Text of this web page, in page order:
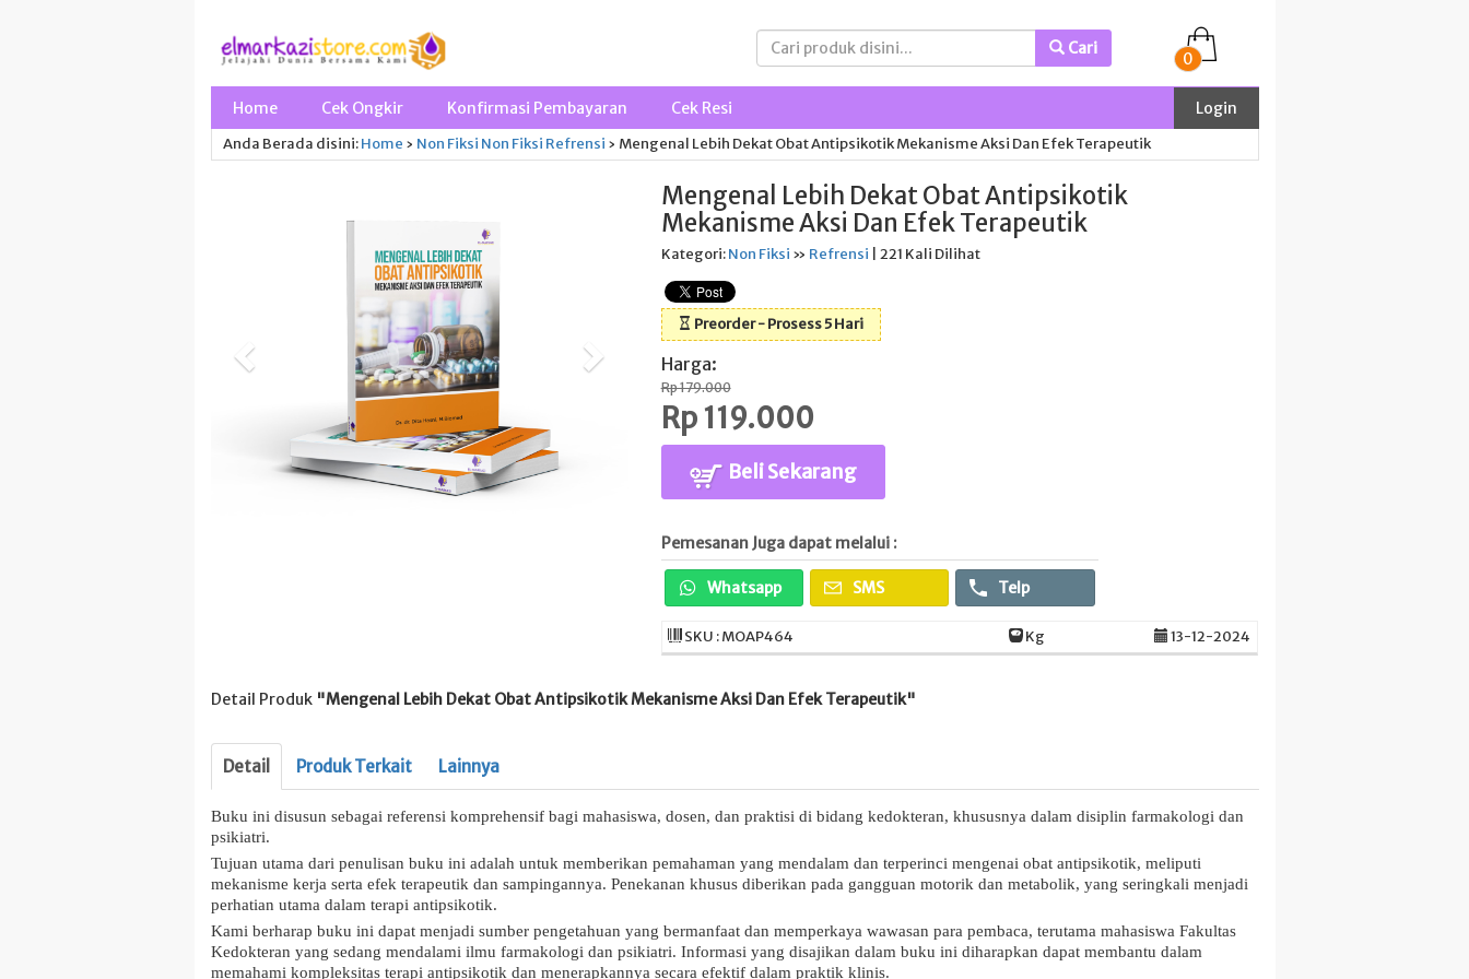
Cari
0
Home Cek Ongkir Konfirmasi Pembayaran Cek Resi Login
Anda Berada disini: Home › Non Fiksi Non Fiksi Refrensi › Mengenal Lebih Dekat Obat Antipsikotik Mekanisme Aksi Dan Efek Terapeutik
Mengenal Lebih Dekat Obat Antipsikotik
Mekanisme Aksi Dan Efek Terapeutik
Kategori:Non Fiksi » Refrensi | 221 Kali Dilihat
Preorder - Prosess 5 Hari
Harga:
Rp 179.000
Rp 119.000
Beli Sekarang
Pemesanan Juga dapat melalui :
Whatsapp SMS Telp
SKU : MOAP464 Kg 13-12-2024
Detail Produk "Mengenal Lebih Dekat Obat Antipsikotik Mekanisme Aksi Dan Efek Terapeutik"
Detail Produk Terkait Lainnya
Buku ini disusun sebagai referensi komprehensif bagi mahasiswa, dosen, dan praktisi di bidang kedokteran, khususnya dalam disiplin farmakologi dan
psikiatri.
Tujuan utama dari penulisan buku ini adalah untuk memberikan pemahaman yang mendalam dan terperinci mengenai obat antipsikotik, meliputi
mekanisme kerja serta efek terapeutik dan sampingannya. Penekanan khusus diberikan pada gangguan motorik dan metabolik, yang seringkali menjadi
perhatian utama dalam terapi antipsikotik.
Kami berharap buku ini dapat menjadi sumber pengetahuan yang bermanfaat dan memperkaya wawasan para pembaca, terutama mahasiswa Fakultas
Kedokteran yang sedang mendalami ilmu farmakologi dan psikiatri. Informasi yang disajikan dalam buku ini diharapkan dapat membantu dalam
memahami kompleksitas terapi antipsikotik dan menerapkannya secara efektif dalam praktik klinis.